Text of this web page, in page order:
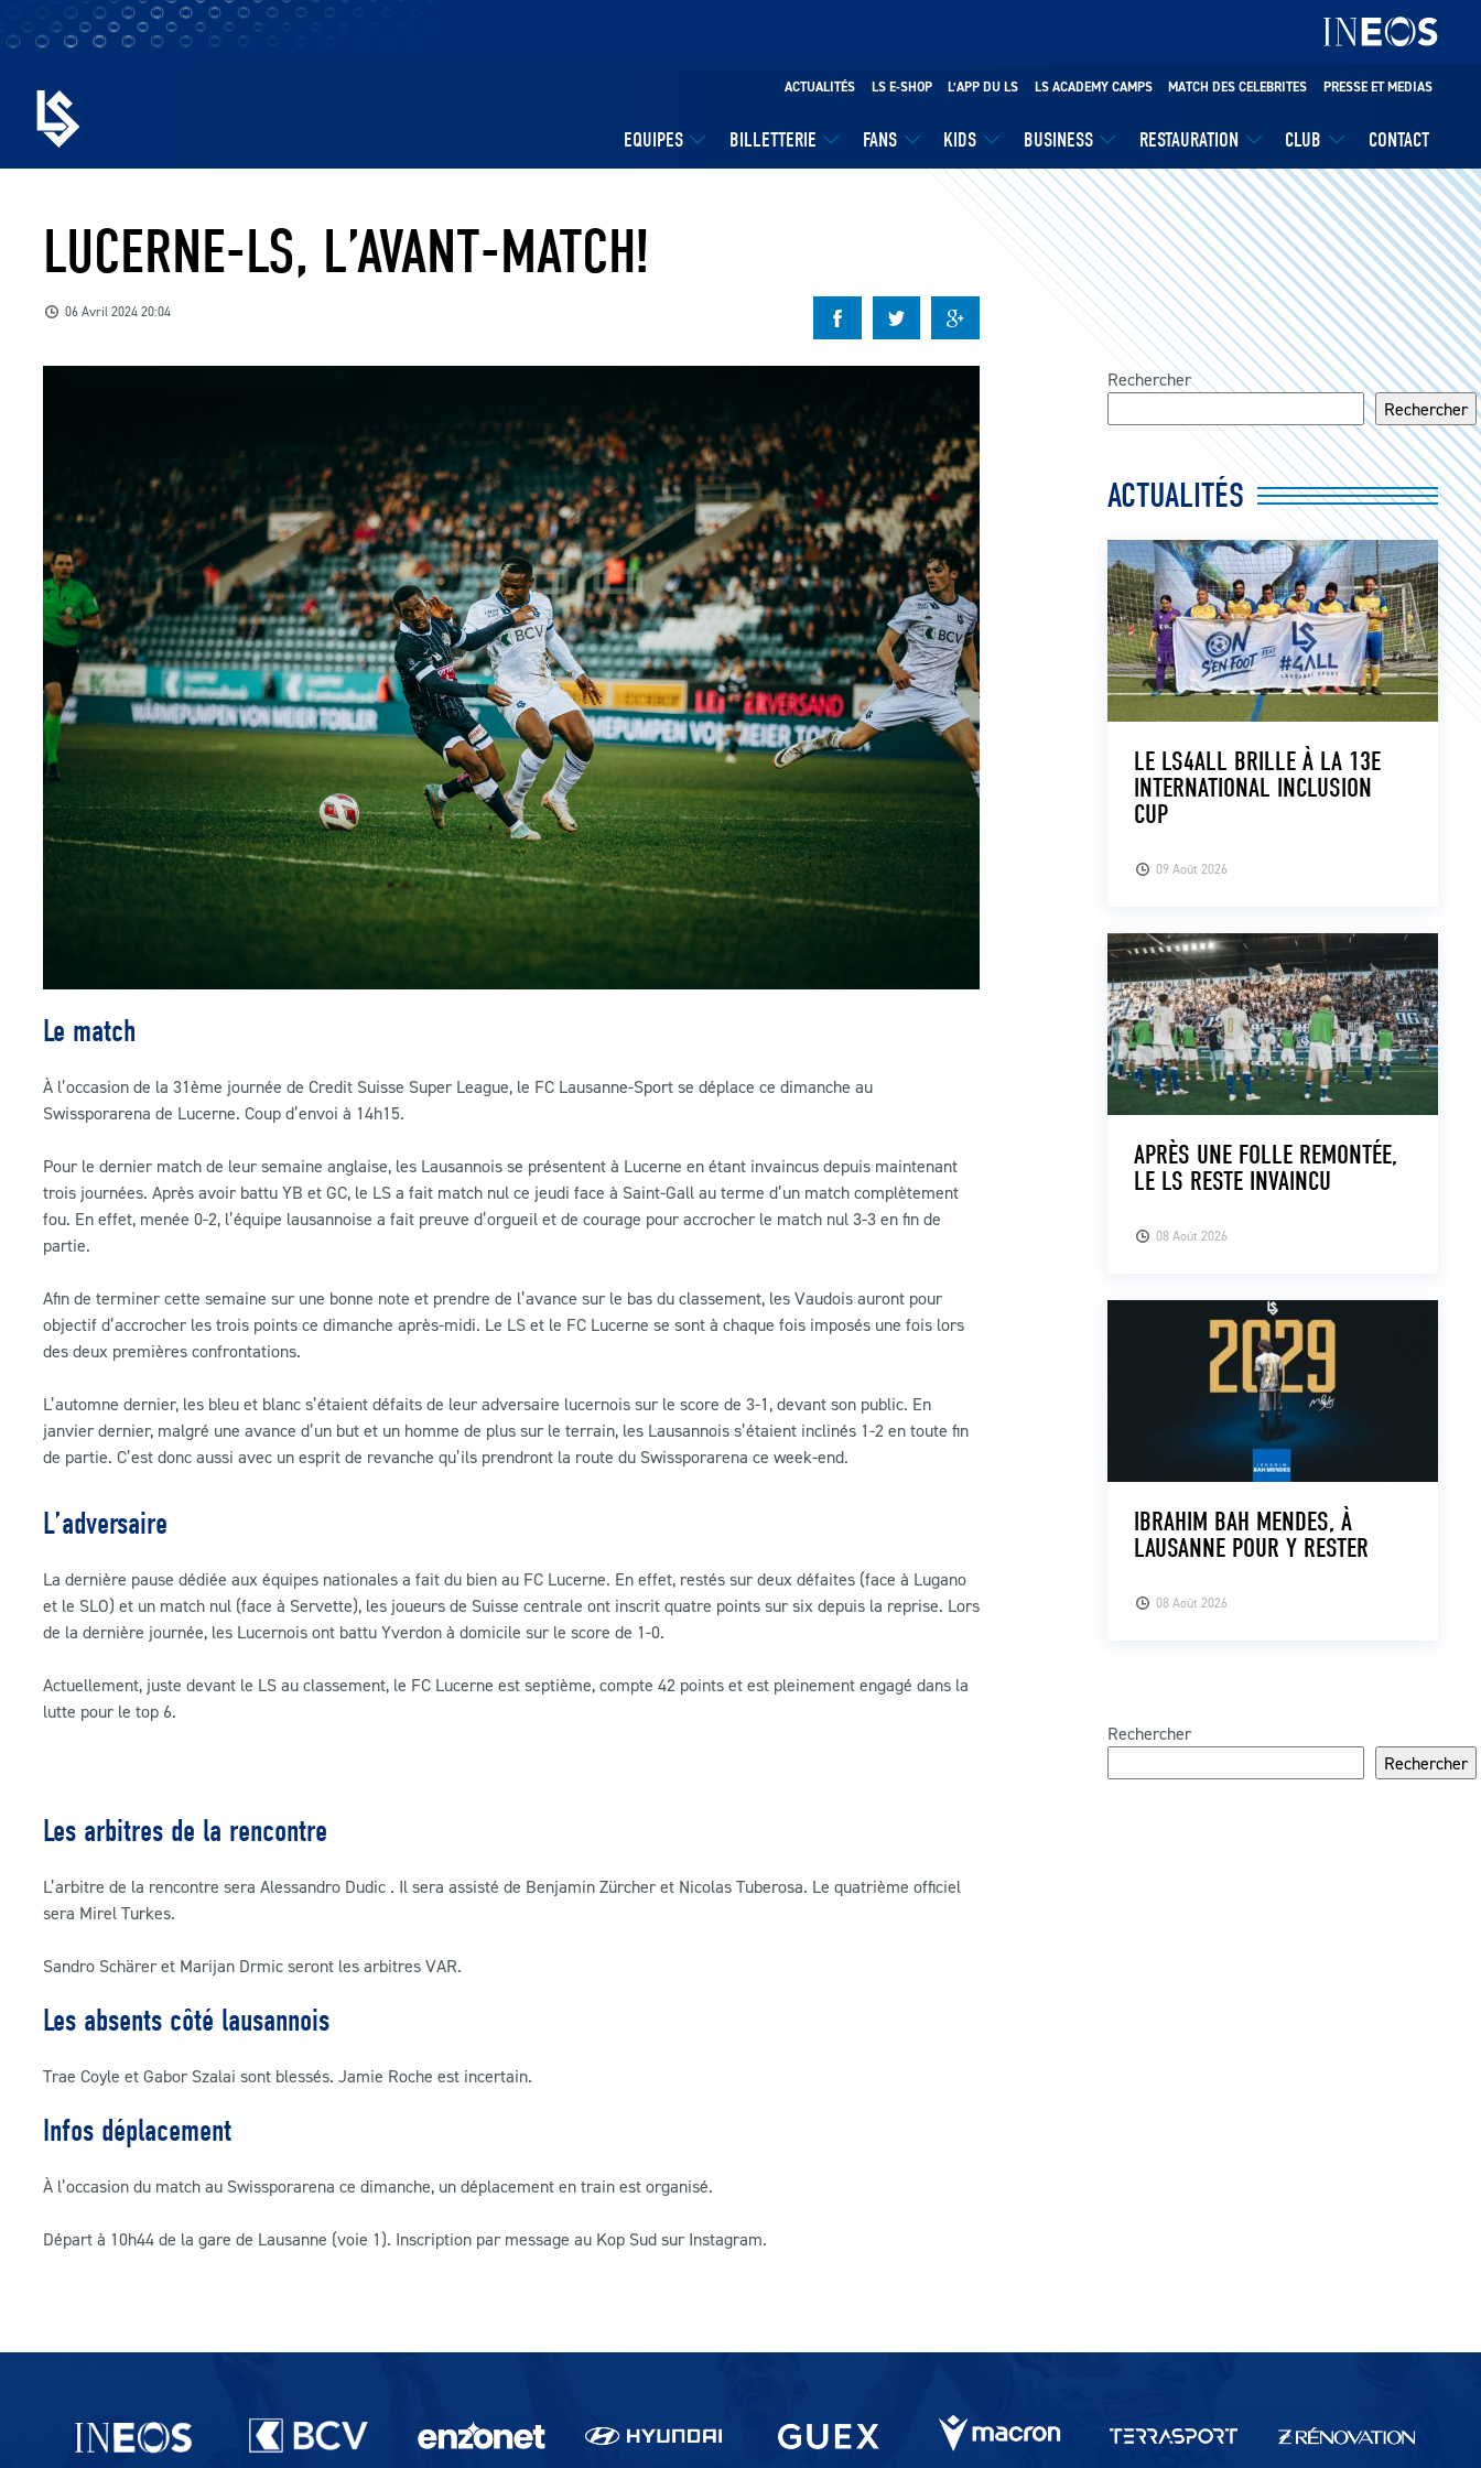
EQUIPES BILLETTERIE FANS KIDS BUSINESS RESTAURATION CLUB CONTACT
ACTUALITÉS LS E-SHOP L’APP DU LS LS ACADEMY CAMPS MATCH DES CELEBRITES PRESSE ET MEDIAS
LUCERNE-LS, L’AVANT-MATCH!
06 Avril 2024 20:04
Le match
À l’occasion de la 31ème journée de Credit Suisse Super League, le FC Lausanne-Sport se déplace ce dimanche au
Swissporarena de Lucerne. Coup d’envoi à 14h15.
Pour le dernier match de leur semaine anglaise, les Lausannois se présentent à Lucerne en étant invaincus depuis maintenant
trois journées. Après avoir battu YB et GC, le LS a fait match nul ce jeudi face à Saint-Gall au terme d’un match complètement
fou. En effet, menée 0-2, l’équipe lausannoise a fait preuve d’orgueil et de courage pour accrocher le match nul 3-3 en fin de
partie.
Afin de terminer cette semaine sur une bonne note et prendre de l’avance sur le bas du classement, les Vaudois auront pour
objectif d’accrocher les trois points ce dimanche après-midi. Le LS et le FC Lucerne se sont à chaque fois imposés une fois lors
des deux premières confrontations.
L’automne dernier, les bleu et blanc s’étaient défaits de leur adversaire lucernois sur le score de 3-1, devant son public. En
janvier dernier, malgré une avance d’un but et un homme de plus sur le terrain, les Lausannois s’étaient inclinés 1-2 en toute fin
de partie. C’est donc aussi avec un esprit de revanche qu’ils prendront la route du Swissporarena ce week-end.
L’adversaire
La dernière pause dédiée aux équipes nationales a fait du bien au FC Lucerne. En effet, restés sur deux défaites (face à Lugano
et le SLO) et un match nul (face à Servette), les joueurs de Suisse centrale ont inscrit quatre points sur six depuis la reprise. Lors
de la dernière journée, les Lucernois ont battu Yverdon à domicile sur le score de 1-0.
Actuellement, juste devant le LS au classement, le FC Lucerne est septième, compte 42 points et est pleinement engagé dans la
lutte pour le top 6.
Les arbitres de la rencontre
L’arbitre de la rencontre sera Alessandro Dudic . Il sera assisté de Benjamin Zürcher et Nicolas Tuberosa. Le quatrième officiel
sera Mirel Turkes.
Sandro Schärer et Marijan Drmic seront les arbitres VAR.
Les absents côté lausannois
Trae Coyle et Gabor Szalai sont blessés. Jamie Roche est incertain.
Infos déplacement
À l’occasion du match au Swissporarena ce dimanche, un déplacement en train est organisé.
Départ à 10h44 de la gare de Lausanne (voie 1). Inscription par message au Kop Sud sur Instagram.
Rechercher
Rechercher
ACTUALITÉS
09 Août 2026
LE LS4ALL BRILLE À LA 13E
INTERNATIONAL INCLUSION
CUP
08 Août 2026
APRÈS UNE FOLLE REMONTÉE,
LE LS RESTE INVAINCU
08 Août 2026
IBRAHIM BAH MENDES, À
LAUSANNE POUR Y RESTER
Rechercher
Rechercher
Partenaires du lausanne-Sport